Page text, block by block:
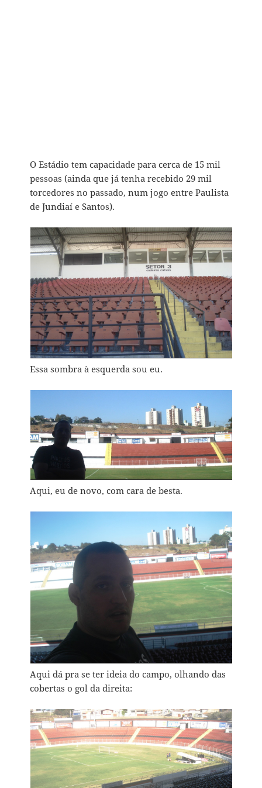
O Estádio tem capacidade para cerca de 15 mil
pessoas (ainda que já tenha recebido 29 mil
torcedores no passado, num jogo entre Paulista
de Jundiaí e Santos).
Essa sombra à esquerda sou eu.
Aqui, eu de novo, com cara de besta.
Aqui dá pra se ter ideia do campo, olhando das
cobertas o gol da direita: